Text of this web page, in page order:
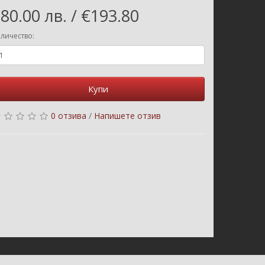
лв. / €193.80
Купи
0 отзива / Напишете отзив